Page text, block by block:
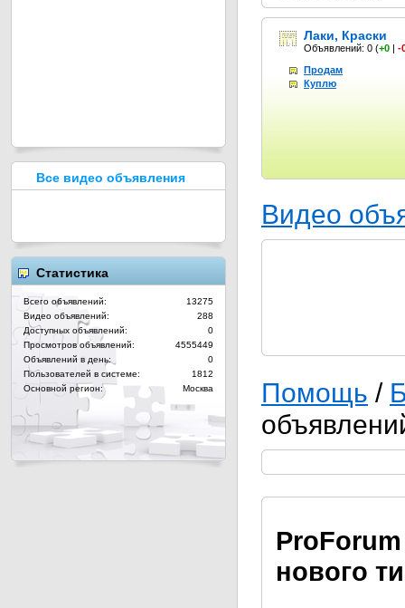
Лаки, Краски
Объявлений: 0 (+0 | -
Продам
Куплю
Видео
Помощь /
Pro
нового
Все видео объявления
Статистика
Всего объявлений:
13275
Видео объявлений:
288
Доступных объявлений:
0
Просмотров объявлений:
4555449
Объявлений в день:
0
Пользователей в системе:
1812
Основной регион:
Москва